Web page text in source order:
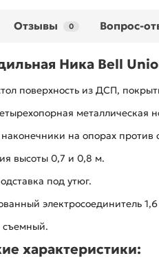
Отзывы 0 Вопрос-
Ника Bell
поверхность из ДСП,
металлическая
на опорах
высоты 0,7 и 0,8 м.
под утюг.
электросоединитель
съемный.
характеристики: